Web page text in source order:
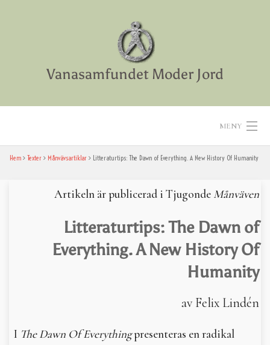
Vanasamfundet Moder Jord
MENY
Hem
Hem Texter Månvävsartiklar Litteraturtips: The Dawn of Everything. A New History Of Humanity
Artikeln är publicerad i Tjugonde Månväven
Litteraturtips: The Dawn of
Everything. A New History Of
Humanity
av Felix Lindén
I The Dawn Of Everythingpresenteras en radikal